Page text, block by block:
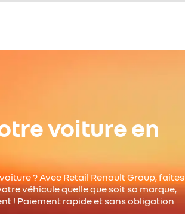
voiture en
? Avec Retail Renault Group, faites
véhicule quelle que soit sa marque,
! Paiement rapide et sans obligation